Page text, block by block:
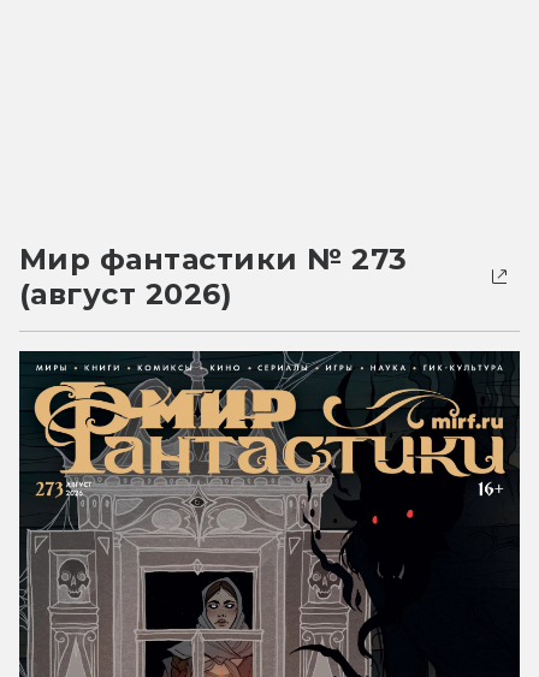
Мир фантастики № 273
(август 2026)